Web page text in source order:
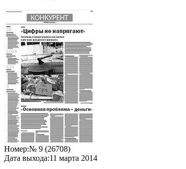
Номер:№ 9 (26708)
Дата выхода:11 марта 2014